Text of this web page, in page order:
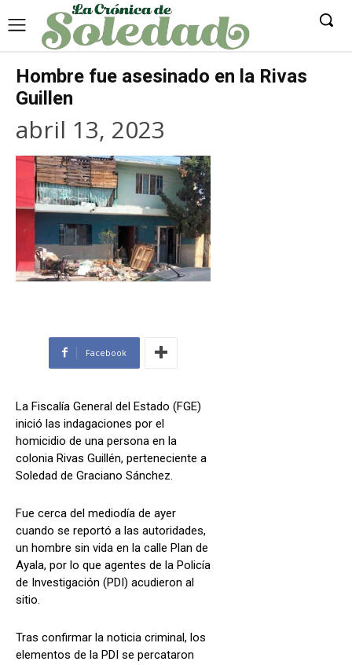
Hombre fue asesinado en la Rivas
Guillen
abril 13, 2023
Facebook
La Fiscalía General del Estado (FGE)
inició las indagaciones por el
homicidio de una persona en la
colonia Rivas Guillén, perteneciente a
Soledad de Graciano Sánchez.
Fue cerca del mediodía de ayer
cuando se reportó a las autoridades,
un hombre sin vida en la calle Plan de
Ayala, por lo que agentes de la Policía
de Investigación (PDI) acudieron al
sitio.
Tras confirmar la noticia criminal, los
elementos de la PDI se percataron